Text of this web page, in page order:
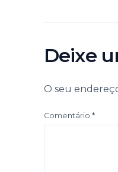
Deixe
O seu
Comentário *